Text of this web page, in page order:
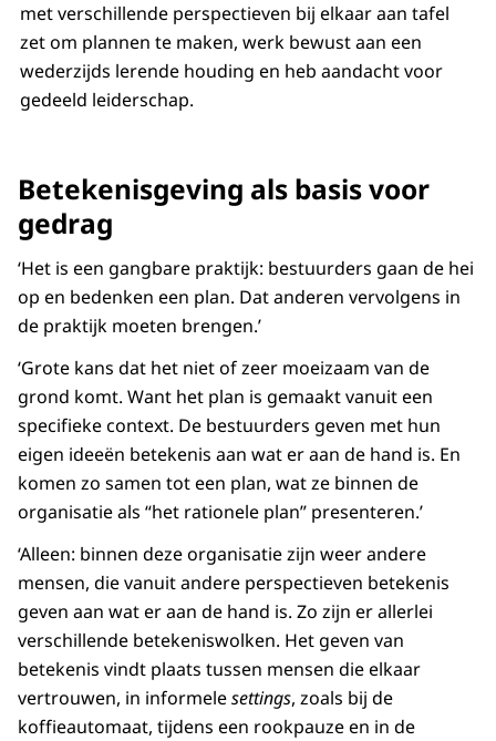
met verschillende perspectieven bij elkaar aan tafel
zet om plannen te maken, werk bewust aan een
wederzijds lerende houding en heb aandacht voor
gedeeld leiderschap.
Betekenisgeving als basis voor
gedrag
‘Het is een gangbare praktijk: bestuurders gaan de hei
op en bedenken een plan. Dat anderen vervolgens in
de praktijk moeten brengen.’
‘Grote kans dat het niet of zeer moeizaam van de
grond komt. Want het plan is gemaakt vanuit een
specifieke context. De bestuurders geven met hun
eigen ideeën betekenis aan wat er aan de hand is. En
komen zo samen tot een plan, wat ze binnen de
organisatie als “het rationele plan” presenteren.’
‘Alleen: binnen deze organisatie zijn weer andere
mensen, die vanuit andere perspectieven betekenis
geven aan wat er aan de hand is. Zo zijn er allerlei
verschillende betekeniswolken. Het geven van
betekenis vindt plaats tussen mensen die elkaar
vertrouwen, in informelesettings, zoals bij de
koffieautomaat, tijdens een rookpauze en in de